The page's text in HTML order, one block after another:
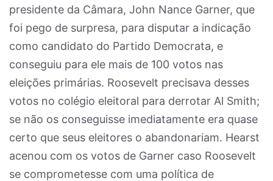
presidente da Câmara, John Nance Garner, que
foi pego de surpresa, para disputar a indicação
como candidato do Partido Democrata, e
conseguiu para ele mais de 100 votos nas
eleições primárias. Roosevelt precisava desses
votos no colégio eleitoral para derrotar Al Smith;
se não os conseguisse imediatamente era quase
certo que seus eleitores o abandonariam. Hearst
acenou com os votos de Garner caso Roosevelt
se comprometesse com uma política de